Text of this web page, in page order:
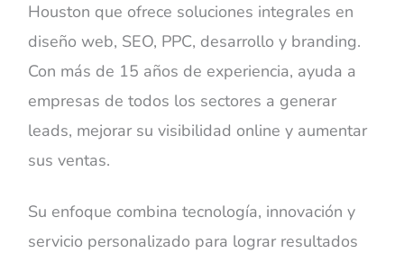
Houston que ofrece soluciones integrales en
diseño web, SEO, PPC, desarrollo y branding.
Con más de 15 años de experiencia, ayuda a
empresas de todos los sectores a generar
leads, mejorar su visibilidad online y aumentar
sus ventas.
Su enfoque combina tecnología, innovación y
servicio personalizado para lograr resultados